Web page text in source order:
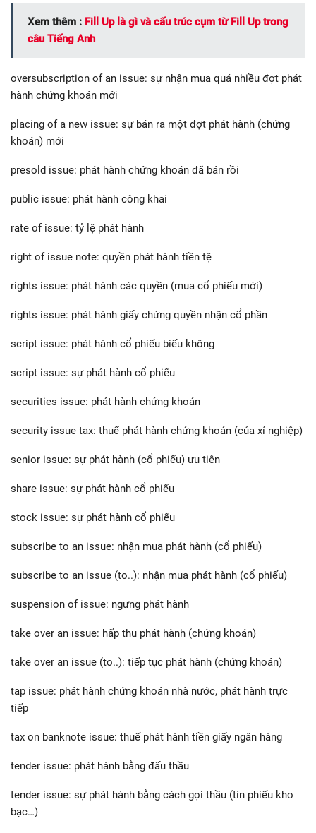
Xem thêm : Fill Up là gì và cấu trúc cụm từ Fill Up trong
câu Tiếng Anh
oversubscription of an issue: sự nhận mua quá nhiều đợt phát
hành chứng khoán mới
placing of a new issue: sự bán ra một đợt phát hành (chứng
khoán) mới
presold issue: phát hành chứng khoán đã bán rồi
public issue: phát hành công khai
rate of issue: tỷ lệ phát hành
right of issue note: quyền phát hành tiền tệ
rights issue: phát hành các quyền (mua cổ phiếu mới)
rights issue: phát hành giấy chứng quyền nhận cổ phần
script issue: phát hành cổ phiếu biếu không
script issue: sự phát hành cổ phiếu
securities issue: phát hành chứng khoán
security issue tax: thuế phát hành chứng khoán (của xí nghiệp)
senior issue: sự phát hành (cổ phiếu) ưu tiên
share issue: sự phát hành cổ phiếu
stock issue: sự phát hành cổ phiếu
subscribe to an issue: nhận mua phát hành (cổ phiếu)
subscribe to an issue (to..): nhận mua phát hành (cổ phiếu)
suspension of issue: ngưng phát hành
take over an issue: hấp thu phát hành (chứng khoán)
take over an issue (to..): tiếp tục phát hành (chứng khoán)
tap issue: phát hành chứng khoán nhà nước, phát hành trực
tiếp
tax on banknote issue: thuế phát hành tiền giấy ngân hàng
tender issue: phát hành bằng đấu thầu
tender issue: sự phát hành bằng cách gọi thầu (tín phiếu kho
bạc…)